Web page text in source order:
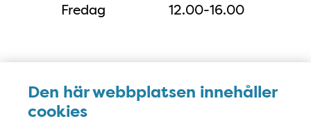
Den här webbplatsen innehåller
cookies
Fredag
12.00-16.00
Karta